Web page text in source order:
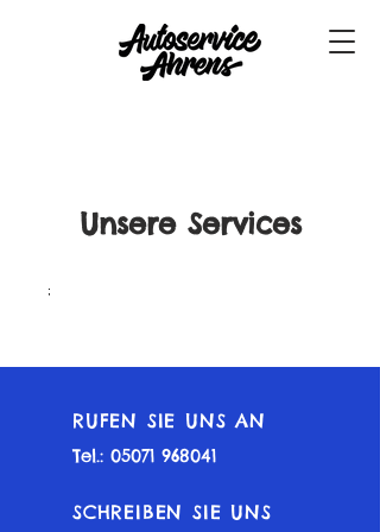
Unsere Services
;
RUFEN SIE UNS AN
Tel.: 05071 968041
SCHREIBEN SIE UNS